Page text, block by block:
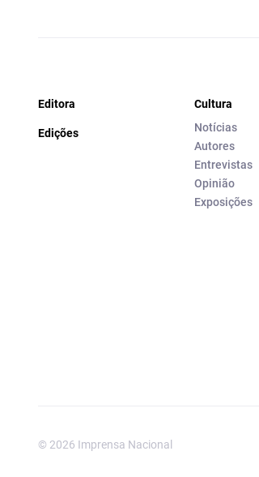
Editora
Edições
Cultura
Notícias
Autores
Entrevistas
Opinião
Exposições
© 2026 Imprensa Nacional